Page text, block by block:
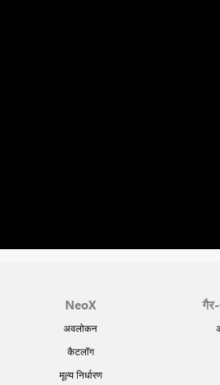
NeoX
अवलोकन
कैटलॉग
मूल्य निर्धारण